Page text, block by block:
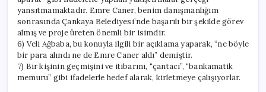
yansıtmamaktadır. Emre Caner, benim danışmanlığım
sonrasında Çankaya Belediyesi’nde başarılı bir şekilde görev
almış ve proje üreten önemli bir isimdir.
6) Veli Ağbaba, bu konuyla ilgili bir açıklama yaparak, “ne böyle
bir para alındı ne de Emre Caner aldı” demiştir.
7) Bir kişinin geçmişini ve itibarını, “çantacı”, “bankamatik
memuru” gibi ifadelerle hedef alarak, kirletmeye çalışıyorlar.